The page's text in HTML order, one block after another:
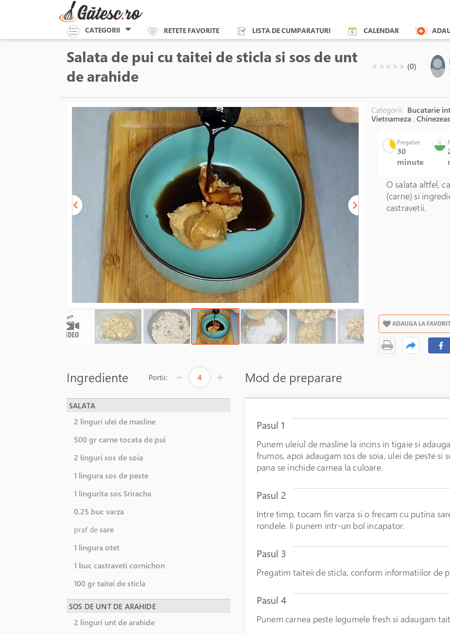
CATEGORII RETETE FAVORITE LISTA DE CUMPARATURI CALENDAR
Salata de pui cu taitei de sticla si sos de unt
de arahide
( )
★( )
★( )
★( )
★( )
★ (0)
Categorii: Bucatarie
Vietnameza ,
Pregatire
30
minute
O salata altfel,
(carne) si
castravetii.
ADAUGA LA
Ingrediente Portii: 4
SALATA
2 linguri ulei de masline
500 grcarne tocata de pui
2 linguri sos de soia
1 lingurasos de peste
1 linguritasos Sriracha
0.25 buc varza
praf desare
1 linguraotet
1 buc castraveti cornichon
100 grtaitei de sticla
SOS DE UNT DE ARAHIDE
2 linguri unt de arahide
Mod de preparare
Pasul 1
Punem uleiul de masline la incins in tigaie si
frumos, apoi adaugam sos de soia, ulei de peste si
pana se inchide carnea la culoare.
Pasul 2
Intre timp, tocam fin varza si o frecam cu putina
rondele. Ii punem intr-un bol incapator.
Pasul 3
Pregatim taiteii de sticla, conform informatiilor de
Pasul 4
Punem carnea peste legumele fresh si adaugam